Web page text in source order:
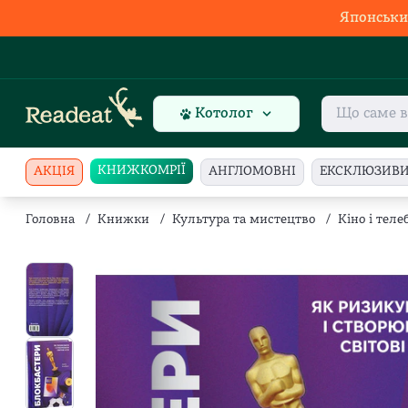
Котолог
АКЦІЯ КНИЖКОМРІЇ АНГЛОМОВНІ
Головна / Книжки / Культура та мистецтво / Кіно і